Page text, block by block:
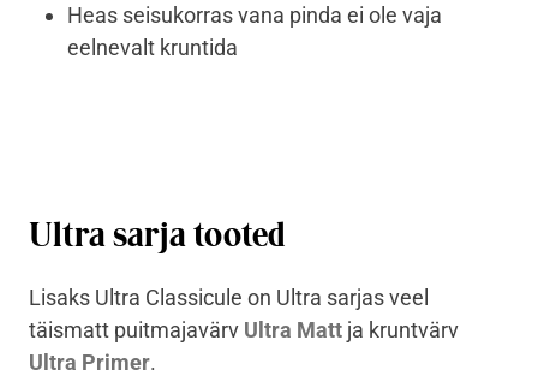
Heas seisukorras vana pinda ei ole vaja
eelnevalt kruntida
Ultra sarja tooted
Lisaks Ultra Classicule on Ultra sarjas veel
täismatt puitmajavärv Ultra Matt ja kruntvärv
Ultra Primer.